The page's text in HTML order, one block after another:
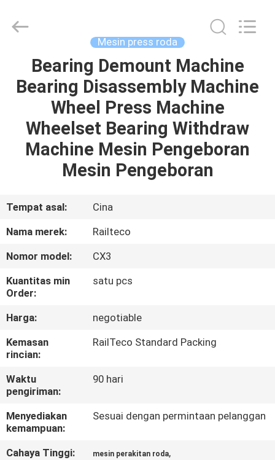
RUMAH
PRODUK
TENTANG
WISATA
PABRIK
KONTROL
KUALITAS
HUBUNGI
KAMI
BERITA
SEMUA
KASUS
Equipment
Mesin press roda
Bearing Demount Machine
Bearing Disassembly Machine
Wheel Press Machine
Wheelset Bearing Withdraw
Machine Mesin Pengeboran
Mesin Pengeboran
Tempat asal:
Cina
Nama merek:
Railteco
Nomor model:
CX3
Kuantitas min
Order:
satu pcs
Harga:
negotiable
Kemasan
rincian:
RailTeco Standard Packing
Waktu
pengiriman:
90 hari
Menyediakan
kemampuan:
Sesuai dengan permintaan pelanggan
Cahaya Tinggi: mesin perakitan roda,